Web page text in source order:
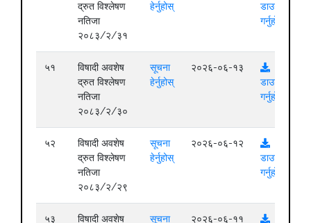
द्रुत विश्लेषण
नतिजा
२०८३/२/३१
हेर्नुहोस्
डाउनलोड
गर्नुहोस्
५१
विषादी अवशेष
द्रुत विश्लेषण
नतिजा
२०८३/२/३०
सूचना
हेर्नुहोस्
२०२६-०६-१३
डाउनलोड
गर्नुहोस्
५२
विषादी अवशेष
द्रुत विश्लेषण
नतिजा
२०८३/२/२९
सूचना
हेर्नुहोस्
२०२६-०६-१२
डाउनलोड
गर्नुहोस्
५३
विषादी अवशेष
सूचना
२०२६-०६-११